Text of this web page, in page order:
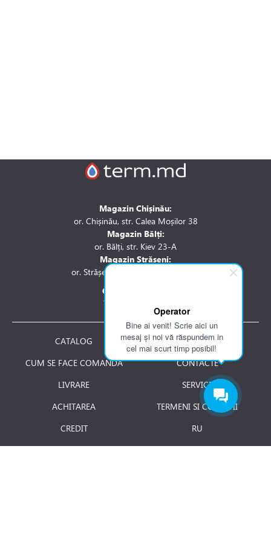
Operator
Bine ai venit! Scrie aici un
mesaj și noi vă răspundem in
cel mai scurt timp posibil!
Magazin Chișinău:
or. Chișinău, str. Calea Moșilor 38
Magazin Bălți:
or. Bălți, str. Kiev 23-A
Magazin Strășeni:
or. Strășeni, str. Stefan cel Mare 1A
Contactați-ne la:
Tel.: 061 007 744
CATALOG
CUM SE FACE COMANDA
LIVRARE
ACHITAREA
CREDIT
RETURNAREA PRODUSULUI
DESPRE NOI
CONTACTE
SERVICE
TERMENI SI CONDITII
RU
JOBURI